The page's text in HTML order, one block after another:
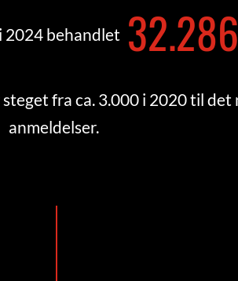
2024 behandlet 32.346
fra ca. 3.000 i 2020 til
anmeldelser.